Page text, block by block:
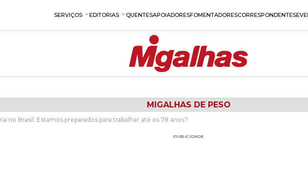
SERVIÇOS EDITORIAS QUENTESAPOIADORESFOMENTADORESCORRESPONDENTES
MIGALHAS DE PESO
no Brasil: Estamos preparados para trabalhar até os 78 anos?
PUBLICIDADE